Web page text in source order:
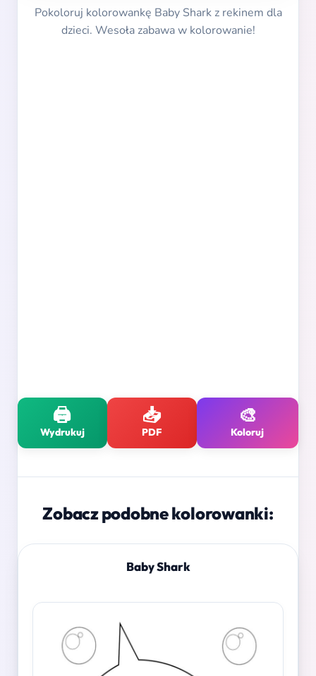
Pokoloruj kolorowankę Baby Shark z rekinem dla
dzieci. Wesoła zabawa w kolorowanie!
🖨️
Wydrukuj
📥
PDF
🎨
Koloruj
Zobacz podobne kolorowanki:
Baby Shark